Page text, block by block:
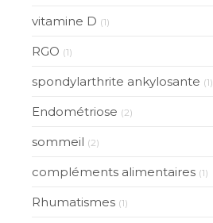
vitamine D (1)
RGO (1)
spondylarthrite ankylosante (1)
Endométriose (2)
sommeil (2)
compléments alimentaires (1)
Rhumatismes (1)